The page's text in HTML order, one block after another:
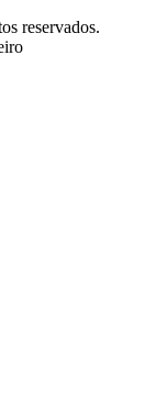
reservados.